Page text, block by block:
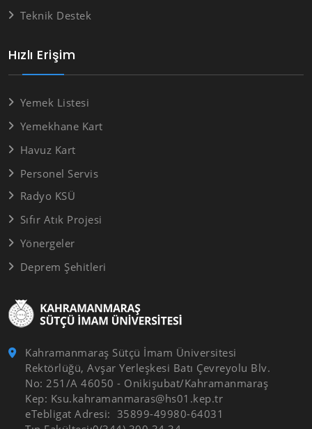
Kahramanmaraş Sütçü İmam Üniversitesi
Rektörlüğü, Avşar Yerleşkesi Batı Çevreyolu Blv.
No: 251/A 46050 - Onikişubat/Kahramanmaraş
Kep: Ksu.kahramanmaras@hs01.kep.tr
eTebligat Adresi: 35899-49980-64031
Hızlı Erişim
Yemek Listesi
Yemekhane Kart
Havuz Kart
Personel Servis
Radyo KSÜ
Sıfır Atık Projesi
Yönergeler
Deprem Şehitleri
Teknik Destek